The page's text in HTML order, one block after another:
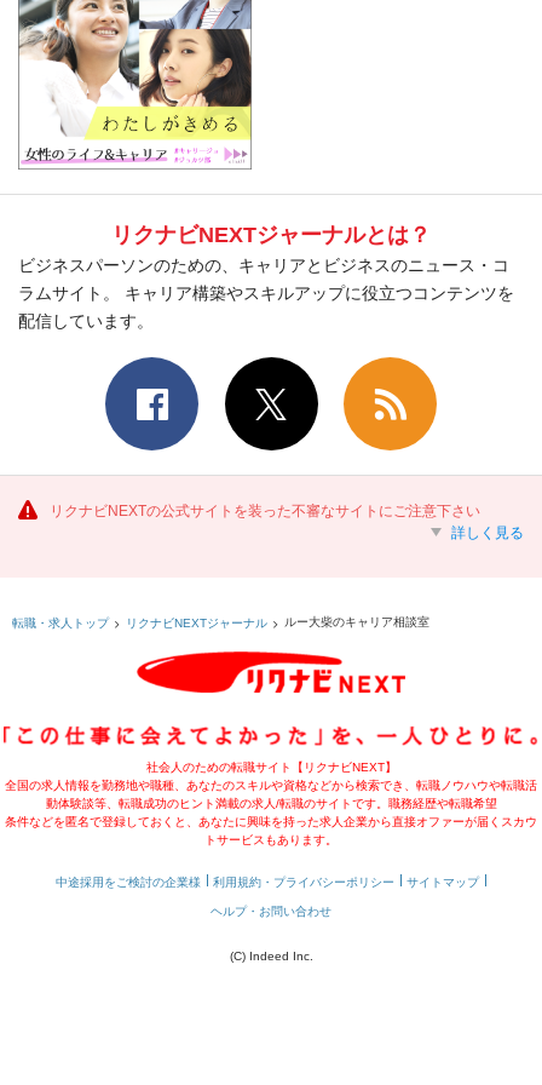
リクナビNEXTジャーナルとは？
ビジネスパーソンのための、キャリアとビジネスのニュース・コ
ラムサイト。 キャリア構築やスキルアップに役立つコンテンツを
配信しています。
リクナビNEXTの公式サイトを装った不審なサイトにご注意下さい
詳しく見る
転職・求人トップ リクナビNEXTジャーナル ルー大柴のキャリア相談室
社会人のための転職サイト【リクナビNEXT】
全国の求人情報を勤務地や職種、あなたのスキルや資格などから検索でき、転職ノウハウや転職活
動体験談等、転職成功のヒント満載の求人/転職のサイトです。職務経歴や転職希望
条件などを匿名で登録しておくと、あなたに興味を持った求人企業から直接オファーが届くスカウ
トサービスもあります。
中途採用をご検討の企業様 利用規約・プライバシーポリシー サイトマップ
ヘルプ・お問い合わせ
(C) Indeed Inc.